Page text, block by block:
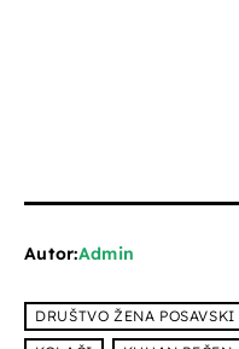
Autor:Admin
DRUŠTVO ŽENA